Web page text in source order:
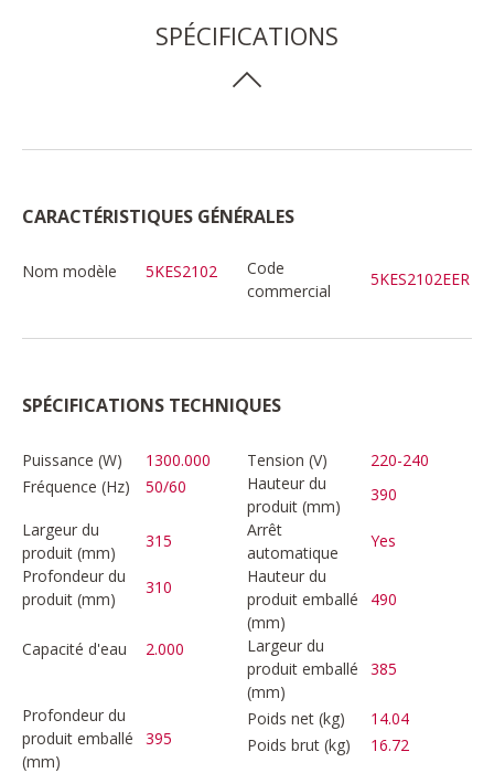
SPÉCIFICATIONS
CARACTÉRISTIQUES GÉNÉRALES
Nom modèle 5KES2102
Code
commercial
5KES2102EER
SPÉCIFICATIONS TECHNIQUES
Puissance (W) 1300.000 Tension (V)
220-240
Fréquence (Hz)
50/60
Hauteur du
produit (mm)
390
Largeur du
produit (mm)
315
Arrêt
automatique
Yes
Profondeur du
produit (mm)
310
Hauteur du
produit emballé
(mm)
490
Capacité d'eau 2.000
Largeur du
produit emballé
(mm)
385
Profondeur du
produit emballé
(mm)
395
Poids net (kg)
14.04
Poids brut (kg)
16.72